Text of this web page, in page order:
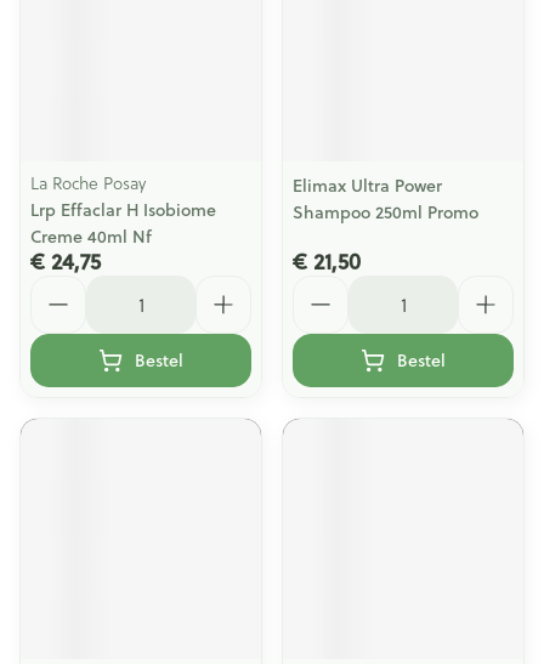
La Roche Posay
Lrp Effaclar H Isobiome
Creme 40ml Nf
€ 24,75
Bestel
Elimax Ultra Power
Shampoo 250ml Promo
€ 21,50
Bestel